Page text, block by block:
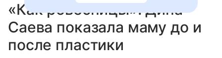
«Как ровесницы»: Дина
Саева показала маму до и
после пластики